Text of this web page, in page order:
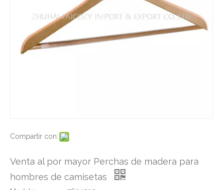
Compartir con:
Venta al por mayor Perchas de madera para
hombres de camisetas